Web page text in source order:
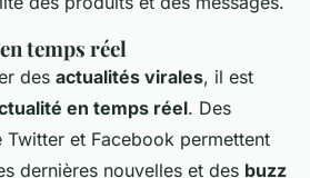
temps réel
des actualités virales, il est
en temps réel. Des
et Facebook permettent
dernières nouvelles et des buzz